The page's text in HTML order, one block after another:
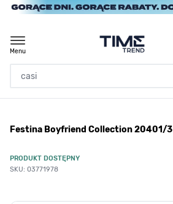
Przejdź do treści
Menu
/ Festina Boyfriend Collection 20401/3
Festina Boyfriend Collection 20401/3
PRODUKT DOSTĘPNY
SKU: 03771978